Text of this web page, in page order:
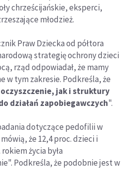
chrześcijańskie, eksperci,
młodzież.
Praw Dziecka od półtora
strategię ochrony dzieci
rząd odpowiadał, że mamy
w tym zakresie. Podkreśla, że
jak i struktury
działań zapobiegawczych".
dotyczące pedofilii w
że 12,4 proc. dzieci i
rokiem życia była
Podkreśla, że podobnie jest w